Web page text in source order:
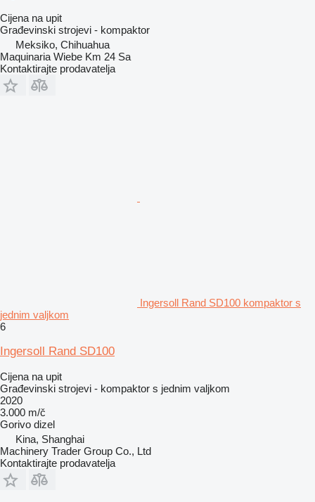
Cijena na upit
Građevinski strojevi - kompaktor
Meksiko, Chihuahua
Maquinaria Wiebe Km 24 Sa
Kontaktirajte prodavatelja
Ingersoll Rand SD100 kompaktor s
jednim valjkom
6
Ingersoll Rand SD100
Cijena na upit
Građevinski strojevi - kompaktor s jednim valjkom
2020
3.000 m/č
Gorivo dizel
Kina, Shanghai
Machinery Trader Group Co., Ltd
Kontaktirajte prodavatelja